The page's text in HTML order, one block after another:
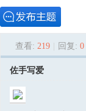
查看: 219 回复: 0
佐手写爱